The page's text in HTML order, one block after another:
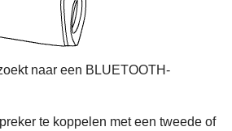
naar een BLUETOOTH-
te koppelen met een tweede of